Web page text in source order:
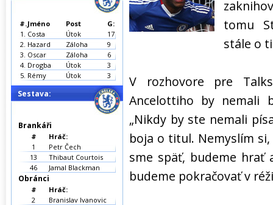
tomu
stále o
V rozhovore pre
Ancelottiho by
„Nikdy by ste nemali
boja o titul. Nemyslím
sme späť, budeme hrať
budeme pokračovať v
#.Jméno Post
G:
1. Costa Útok
17
2. Hazard Záloha
9
3. Oscar Záloha
6
4. Drogba Útok
3
5. Rémy Útok 3
Sestava:
Brankáři
#
Hráč:
1
Petr Čech
13
Thibaut Courtois
46
Jamal Blackman
Obránci
#
Hráč:
2
Branislav Ivanovic